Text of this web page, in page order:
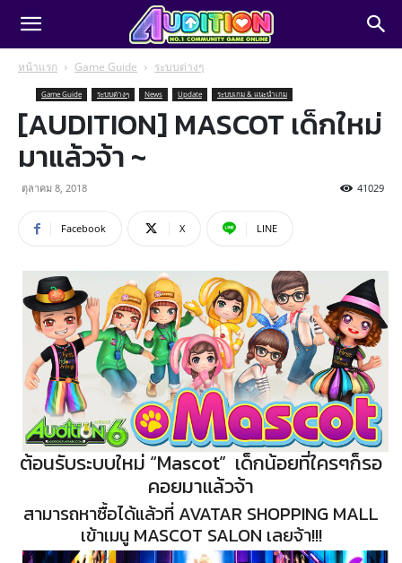
หน้าแรก Game Guide ระบบต่างๆ
Game Guide ระบบต่างๆ News Update ระบบเกม & แนะนำเกม
[AUDITION] MASCOT เด็กใหม่
มาแล้วจ้า ~
ตุลาคม 8, 2018 41029
Facebook X LINE
ต้อนรับระบบใหม่ “Mascot” เด็กน้อยที่ใครๆก็รอ
คอยมาแล้วจ้า
สามารถหาซื้อได้แล้วที่ AVATAR SHOPPING MALL
เข้าเมนู MASCOT SALON เลยจ้า!!!